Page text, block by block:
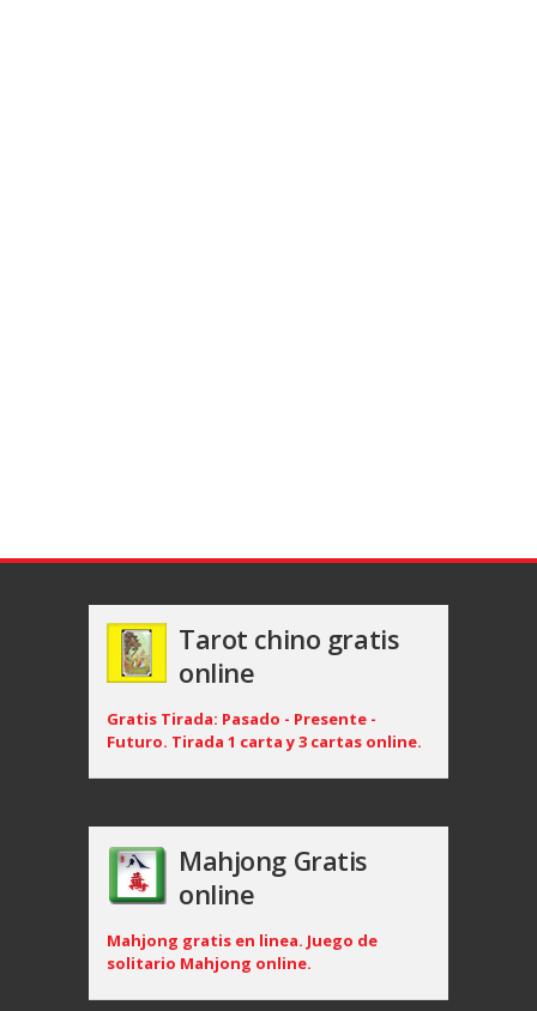
Tarot chino gratis
online
Gratis Tirada: Pasado - Presente -
Futuro. Tirada 1 carta y 3 cartas online.
Mahjong Gratis
online
Mahjong gratis en linea. Juego de
solitario Mahjong online.